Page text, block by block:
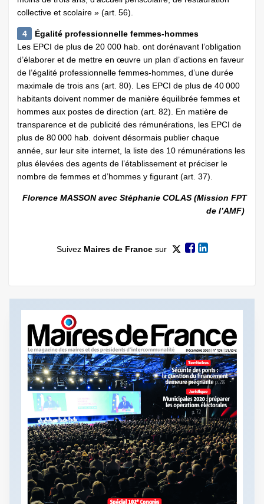
collective et scolaire » (art. 56).
4
Égalité professionnelle femmes-hommes
Les EPCI de plus de 20 000 hab. ont dorénavant l’obligation
d’élaborer et de mettre en œuvre un plan d’actions en faveur
de l’égalité professionnelle femmes-hommes, d’une durée
maximale de trois ans (art. 80). Les EPCI de plus de 40 000
habitants doivent nommer de manière équilibrée femmes et
hommes aux postes de direction (art. 82). En matière de
transparence et de publicité des rémunérations, les EPCI de
plus de 80 000 hab. doivent désormais publier chaque
année, sur leur site internet, la liste des 10 rémunérations les
plus élevées des agents de l’établissement et préciser le
nombre de femmes et d’hommes y figurant (art. 37).
Florence MASSON avec Stéphanie COLAS (Mission FPT
de l’AMF)
Suivez Maires de Francesur